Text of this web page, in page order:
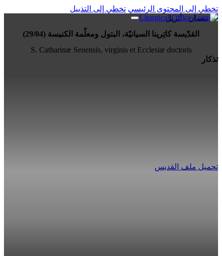
تخطي إلى المحتوى الرئيسي تخطي إلى التذييل
29 نيسان - أبريل
القدّيسة كاتِرينا السيانيّة، البتول ومعلّمة الكنيسة (29/04)
S. Catharinæ Senensis, virginis et Ecclesiæ doctoris
تذكار
تحميل ملف القديس